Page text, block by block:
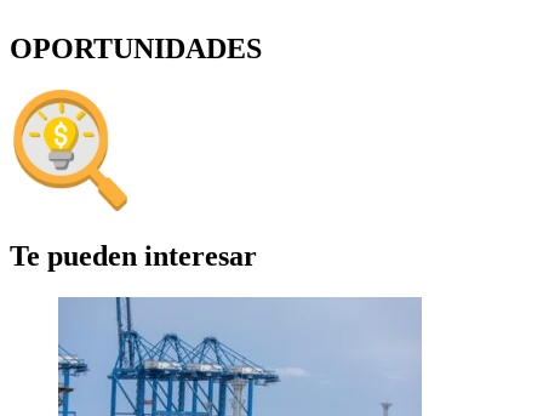
OPORTUNIDADES
Te pueden interesar